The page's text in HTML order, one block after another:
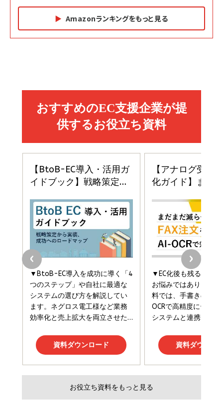
Amazonランキングをもっと見る
副業
￥1,870
小さな会社は戦略が9割
ドリルを売るには穴を売れ
￥1,815
Brand Shift(ブランド・シフト): 「信頼」で選ばれ
る時代の成長戦略
￥2,420
マーケティングの真実 P&G・グリコで学んだ失敗
と成長の法則
￥2,200
Amazonランキングをもっと見る
カラダ2026／宮舘涼太]
￥880
anan(アンアン)2026/06/24号 No.2500増刊
スペシャルエディション[王道エンタメの矜持／
￥1,100
anan(アンアン)2026/07/08号 No.2502[2026
年後半、あなたの恋と運命／山田涼介]
￥880
ママ投資家が育休中に１億貯めた株式投資
￥1,870
組織の成果を最大化する ルールのデザイン
￥1,980
Amazonランキングをもっと見る
イシューからはじめよ［改訂版］――知的生産の「シンプ
ルな本質」
￥2,200
経営メモ 16年の起業家人生で得た知見
￥2,750
影響力の武器［新版］：人を動かす七つの原理
￥3,190
フィードバック経営 「沈黙の組織」から「高め合う
組織」へ
Amazonランキングをもっと見る